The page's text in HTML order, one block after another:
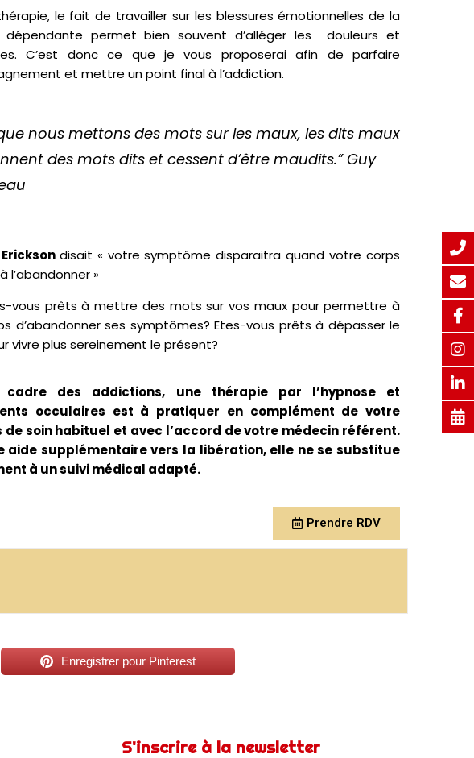
le fait de travailler sur les blessures émotionnelles de la
dépendante permet bien souvent d’alléger les douleurs et
C’est donc ce que je vous proposerai afin de parfaire
et mettre un point final à l’addiction.
nous mettons des mots sur les maux, les dits maux
des mots dits et cessent d’être maudits.”Guy
disait « votre symptôme disparaitra quand votre corps
l’abandonner »
vous prêts à mettre des mots sur vos maux pour permettre à
d’abandonner ses symptômes? Etes-vous prêts à dépasser le
vivre plus sereinement le présent?
cadre des addictions, une thérapie par l’hypnose et
occulaires est à pratiquer en complément de votre
de soin habituel et avec l’accord de votre médecin référent.
aide supplémentaire vers la libération, elle ne se substitue
à un suivi médical adapté.
Prendre RDV
Enregistrer pour Pinterest
S'inscrire à la newsletter